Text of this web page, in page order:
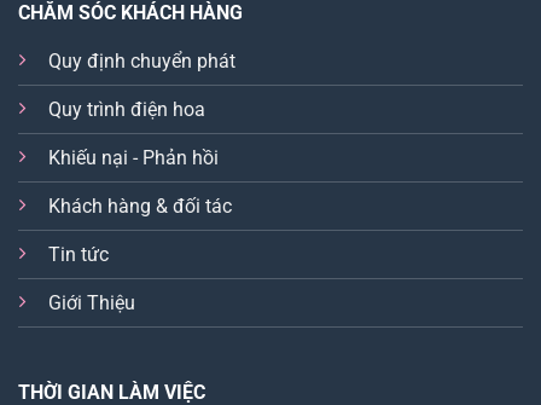
CHĂM SÓC KHÁCH HÀNG
Quy định chuyển phát
Quy trình điện hoa
Khiếu nại - Phản hồi
Khách hàng & đối tác
Tin tức
Giới Thiệu
THỜI GIAN LÀM VIỆC